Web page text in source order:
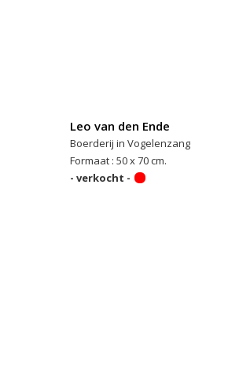
Leo van den Ende
Boerderij in Vogelenzang
Formaat : 50 x 70 cm.
- verkocht -